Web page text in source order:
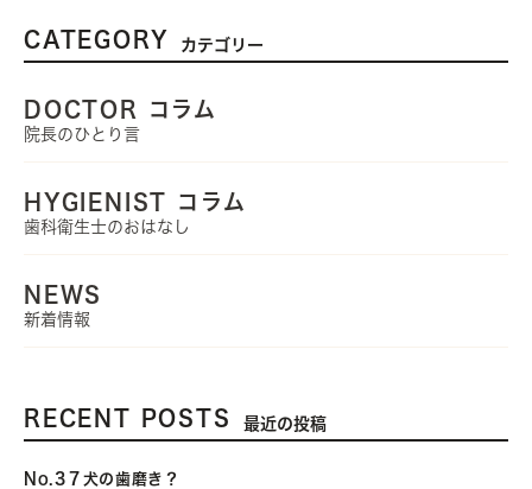
CATEGORY カテゴリー
DOCTOR コラム
院長のひとり言
HYGIENIST コラム
歯科衛生士のおはなし
NEWS
新着情報
RECENT POSTS 最近の投稿
No.3７犬の歯磨き？